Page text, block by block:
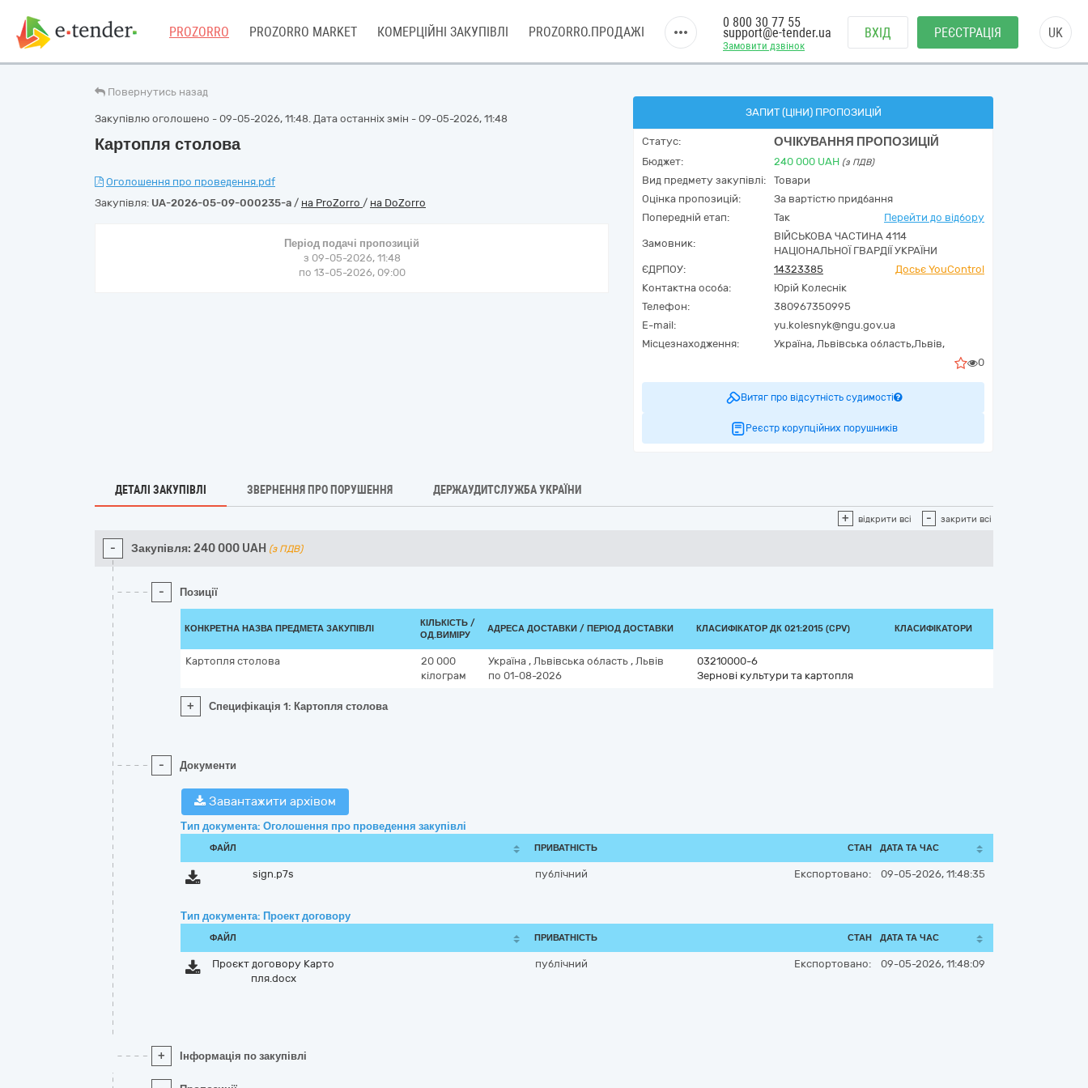
PROZORRO PROZORRO MARKET КОМЕРЦІЙНІ ЗАКУПІВЛІ PROZORRO.ПРОДАЖІ
Замовити дзвінок
0 800 30 77 55
support@e-tender.ua ВХІД РЕЄСТРАЦІЯ UK
Повернутись назад
Закупівлю оголошено - 09-05-2026, 11:48. Дата останніх змін - 09-05-2026, 11:48
Картопля столова
Оголошення про проведення.pdf
Закупівля: UA-2026-05-09-000235-a / на ProZorro / на DoZorro
Період подачі пропозицій
з 09-05-2026, 11:48
по 13-05-2026, 09:00
ЗАПИТ (ЦІНИ) ПРОПОЗИЦІЙ
Статус: ОЧІКУВАННЯ ПРОПОЗИЦІЙ
Бюджет: 240 000 UAH (з ПДВ)
Вид предмету закупівлі:
Товари
Оцінка пропозицій:
За вартістю придбання
Попередній етап:
Так Перейти до відбору
Замовник:
ВІЙСЬКОВА ЧАСТИНА 4114
НАЦІОНАЛЬНОЇ ГВАРДІЇ УКРАЇНИ
ЄДРПОУ:
14323385
Досьє YouControl
Контактна особа:
Юрій Колеснік
Телефон:
380967350995
E-mail:
yu.kolesnyk@ngu.gov.ua
Місцезнаходження:
Україна, Львівська область,Львів,
0
Витяг про відсутність судимості
Реєстр корупційних порушників
ДЕТАЛІ ЗАКУПІВЛІ ЗВЕРНЕННЯ ПРО ПОРУШЕННЯ ДЕРЖАУДИТСЛУЖБА УКРАЇНИ
+ відкрити всі - закрити всі
- Закупівля: 240 000 UAH (з ПДВ)
- Позиції
КОНКРЕТНА НАЗВА ПРЕДМЕТА ЗАКУПІВЛІ
КІЛЬКІСТЬ /
ОД.ВИМІРУ
АДРЕСА ДОСТАВКИ / ПЕРІОД ДОСТАВКИ КЛАСИФІКАТОР ДК 021:2015 (CPV) КЛАСИФІКАТОРИ
Картопля столова
20 000
кілограм
Україна , Львівська область , Львів
по 01-08-2026
03210000-6
Зернові культури та картопля
+ Специфікація 1: Картопля столова
- Документи
Завантажити архівом
Тип документа: Оголошення про проведення закупівлі
ФАЙЛ ПРИВАТНІСТЬ СТАН ДАТА ТА ЧАС
sign.p7s публічний Експортовано: 09-05-2026, 11:48:35
Тип документа: Проект договору
ФАЙЛ ПРИВАТНІСТЬ СТАН ДАТА ТА ЧАС
Проєкт договору Карто
пля.docx
публічний Експортовано: 09-05-2026, 11:48:09
+ Інформація по закупівлі